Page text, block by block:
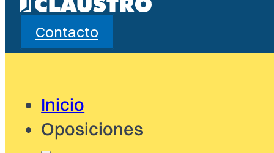
Contacto
Inicio
Oposiciones